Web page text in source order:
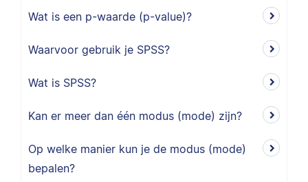
Wat is een p-waarde (p-value)?
Waarvoor gebruik je SPSS?
Wat is SPSS?
Kan er meer dan één modus (mode) zijn?
Op welke manier kun je de modus (mode)
bepalen?